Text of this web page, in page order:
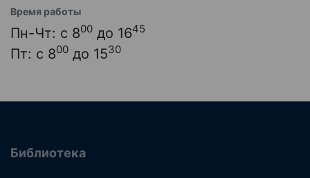
Время работы
Пн-Чт: с 800 до 1645
Пт: с 800 до 1530
Библиотека